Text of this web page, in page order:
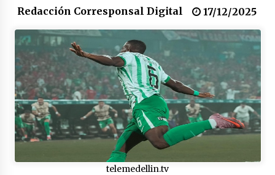
Irán, donde están los pinches grupos
16/01/2026
Medellín necesita gobernantes con sentido
de pertenencia
15/01/2026
Falcao regresa con el rabo entre las patas
07/01/2026
Redacción Corresponsal Digital 17/12/2025
telemedellin.tv